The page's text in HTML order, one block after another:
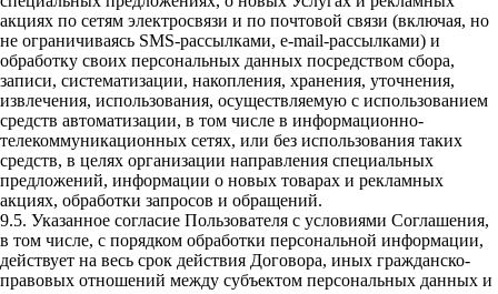
акциях по сетям электросвязи и по почтовой связи (включая, но
не ограничиваясь SMS-рассылками, e-mail-рассылками) и
обработку своих персональных данных посредством сбора,
записи, систематизации, накопления, хранения, уточнения,
извлечения, использования, осуществляемую с использованием
средств автоматизации, в том числе в информационно-
телекоммуникационных сетях, или без использования таких
средств, в целях организации направления специальных
предложений, информации о новых товарах и рекламных
акциях, обработки запросов и обращений.
9.5. Указанное согласие Пользователя с условиями Соглашения,
в том числе, с порядком обработки персональной информации,
действует на весь срок действия Договора, иных гражданско-
правовых отношений между субъектом персональных данных и